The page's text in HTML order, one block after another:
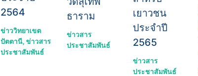
2564
ข่าววิทยาเขต
ปัตตานี, ข่าวสาร
ประชาสัมพันธ์
ธาราม
ข่าวสาร
ประชาสัมพันธ์
เยาวชน
ประจำปี
2565
ข่าวสาร
ประชาสัมพันธ์